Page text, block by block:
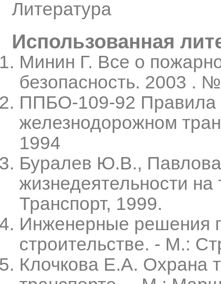
Литература
Использованная
Минин Г. Все о
безопасность. 2003 .
ППБО-109-92 Правила
железнодорожном
1994
Буралев Ю.В.,
жизнедеятельности
Транспорт, 1999.
Инженерные решения
строительстве. - M.:
Клочкова Е.А. Охрана